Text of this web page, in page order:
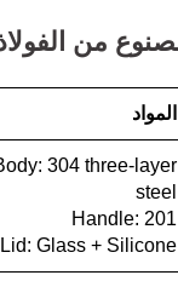
من
المواد
304 three-layer
steel
Handle: 201
Lid: Glass + Silicone